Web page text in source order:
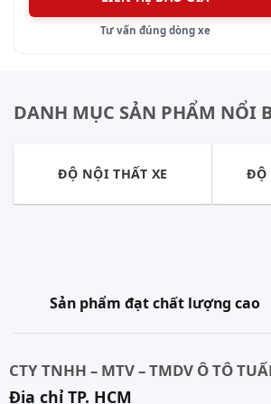
Tư vấn đúng dòng xe
DANH MỤC SẢN PHẨM NỔI
ĐỘ NỘI THẤT XE ĐỘ
Sản phẩm đạt chất lượng cao
CTY TNHH – MTV – TMDV Ô TÔ
Địa chỉ TP. HCM